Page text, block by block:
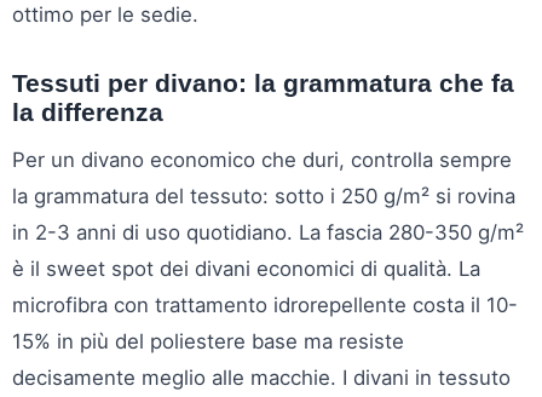
ottimo per le sedie.
Tessuti per divano: la grammatura che fa
la differenza
Per un divano economico che duri, controlla sempre
la grammatura del tessuto: sotto i 250 g/m² si rovina
in 2-3 anni di uso quotidiano. La fascia 280-350 g/m²
è il sweet spot dei divani economici di qualità. La
microfibra con trattamento idrorepellente costa il 10-
15% in più del poliestere base ma resiste
decisamente meglio alle macchie. I divani in tessuto